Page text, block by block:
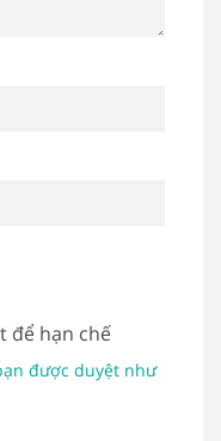
để hạn chế
được duyệt như